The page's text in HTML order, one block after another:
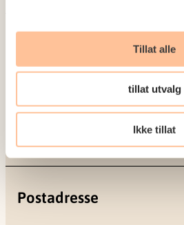
Tillat alle
tillat utvalg
Ikke tillat
Om oss
Ledige stillinger
Prosjekter
Seminarer og arrangementer
Meld deg på vårt nyhetsbrev
Postadresse